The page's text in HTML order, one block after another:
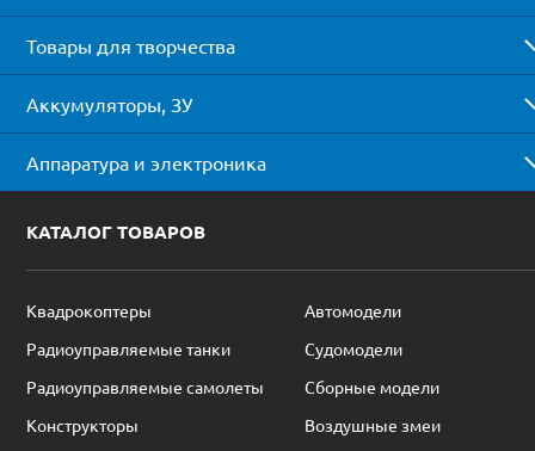
Товары для творчества
Аккумуляторы, ЗУ
Аппаратура и электроника
КАТАЛОГ ТОВАРОВ
Квадрокоптеры
Автомодели
Радиоуправляемые танки
Судомодели
Радиоуправляемые самолеты
Сборные модели
Конструкторы
Воздушные змеи